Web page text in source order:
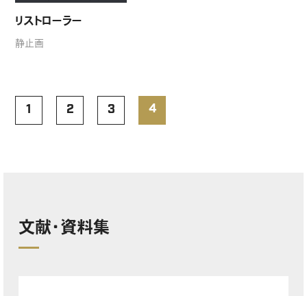
リストローラー
静止画
1 2 3 4
文献・資料集